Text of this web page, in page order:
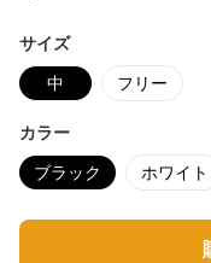
サイズ
中 フリー
カラー
ブラック ホワイト